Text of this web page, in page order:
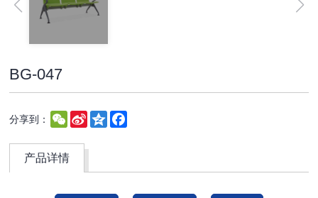
BG-047
分享到： WeChat
Sina
Weibo
Qzone
产品详情